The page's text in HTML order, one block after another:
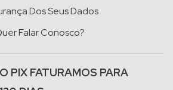
Dos Seus Dados
Falar Conosco?
PIX FATURAMOS PARA